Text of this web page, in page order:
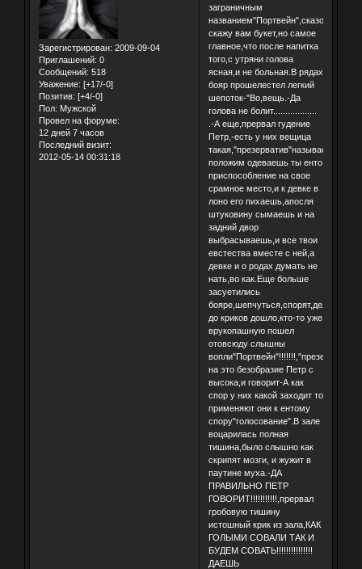
Зарегистрирован: 2009-09-04
Приглашений: 0
Сообщений: 518
Уважение: [+17/-0]
Позитив: [+4/-0]
Пол: Мужской
Провел на форуме:
12 дней 7 часов
Последний визит:
2012-05-14 00:31:18
заграничным
названием"Портвейн",сказочный
скажу вам букет,но самое
главное,что после напитка
того,с утряни голова
ясная,и не больная.В рядах
бояр прошелестел легкий
шепоток-"Во,вещь.-Да
голова не болит..................
.-А еще,прервал гудение
Петр,-есть у них вещица
такая,"презерватив"называется,вот
положим одеваешь ты енто
приспособление на свое
срамное место,и к девке в
лоно его пихаешь,апосля
штуковину сымаешь и на
задний двор
выбрасываешь,и все твои
евстества вместе с ней,а
девке и о родах думать не
нать,во как.Еще больше
засуетились
бояре,шепчуться,спорят,дело
до криков дошло,кто-то уже
врукопашную пошел
отовсюду слышны
на это безобразие Петр с
высока,и говорит-А как
спор у них какой заходит то
применяют они к ентому
спору"голосование".В зале
воцарилась полная
тишина,было слышно как
скрипят мозги, и жужит в
паутине муха.-ДА
ПРАВИЛЬНО ПЕТР
ГОВОРИТ!!!!!!!!!!!,прервал
гробовую тишину
истошный крик из зала,КАК
ГОЛЫМИ СОВАЛИ ТАК И
БУДЕМ СОВАТЬ!!!!!!!!!!!!!!!
ДАЕШЬ